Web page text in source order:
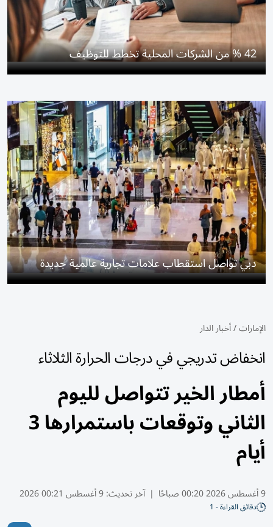
42 % من الشركات المحلية تخطط للتوظيف
دبي تواصل استقطاب علامات تجارية عالمية جديدة
الإمارات/أخبار الدار
انخفاض تدريجي في درجات الحرارة الثلاثاء
أمطار الخير تتواصل لليوم
الثاني وتوقعات باستمرارها 3
أيام
9 أغسطس 2026 00:20 صباحًا | آخر تحديث:9 أغسطس 00:21 2026
دقائق القراءة - 1